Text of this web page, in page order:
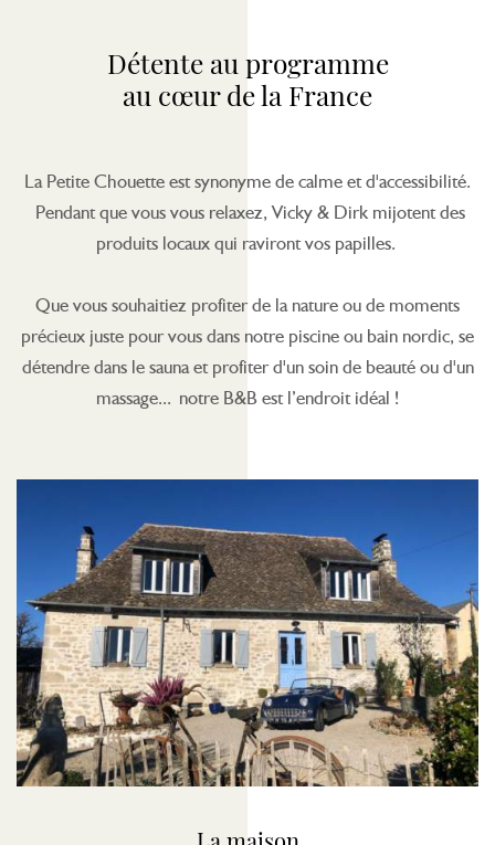
Détente au programme
au cœur de la France
La Petite Chouette est synonyme de calme et d'accessibilité.
Pendant que vous vous relaxez, Vicky & Dirk mijotent des
produits locaux qui raviront vos papilles.
Que vous souhaitiez profiter de la nature ou de moments
précieux juste pour vous dans notre piscine ou bain nordic, se
détendre dans le sauna et profiter d'un soin de beauté ou d'un
massage... notre B&B est l’endroit idéal !